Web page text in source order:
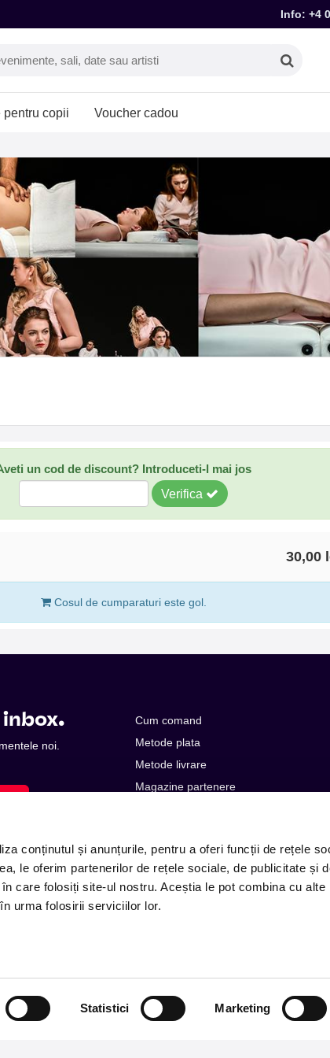
conținutul și anunțurile, pentru a oferi funcții de rețele
le oferim partenerilor de rețele sociale, de publicitate și
care folosiți site-ul nostru. Aceștia le pot combina cu alte
urma folosirii serviciilor lor.
Statistici Marketing
Info: +4
pentru copii Voucher cadou
un cod de discount? Introduceti-l mai jos
Verifica
30,00
Cosul de cumparaturi este gol.
noi.
Cum comand
Metode plata
Metode livrare
Magazine partenere